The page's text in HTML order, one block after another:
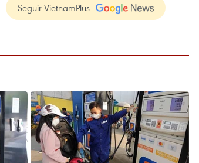
Seguir VietnamPlus